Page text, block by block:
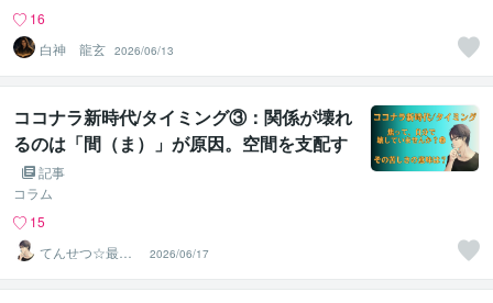
16
白神 龍玄 2026/06/13
ココナラ新時代/タイミング③：関係が壊れ
るのは「間（ま）」が原因。空間を支配す
る「調律」の力
記事
コラム
15
てんせつ☆最適
ライフをサポー
トする
2026/06/17